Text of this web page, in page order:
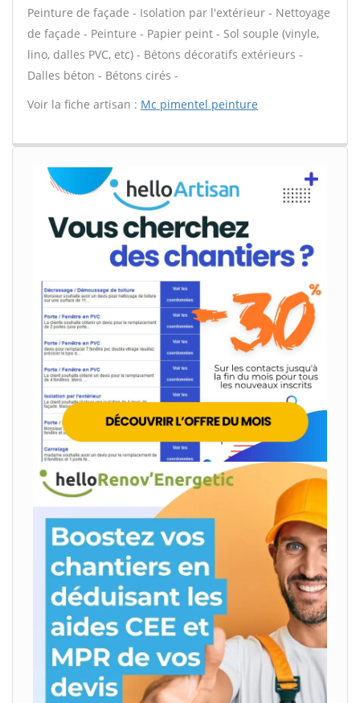
Peinture de façade - Isolation par l'extérieur - Nettoyage
de façade - Peinture - Papier peint - Sol souple (vinyle,
lino, dalles PVC, etc) - Bétons décoratifs extérieurs -
Dalles béton - Bétons cirés -
Voir la fiche artisan : Mc pimentel peinture